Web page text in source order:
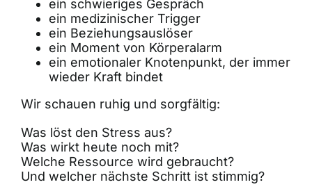
ein schwieriges Gespräch
ein medizinischer Trigger
ein Beziehungsauslöser
ein Moment von Körperalarm
ein emotionaler Knotenpunkt, der immer
wieder Kraft bindet
Wir schauen ruhig und sorgfältig:
Was löst den Stress aus?
Was wirkt heute noch mit?
Welche Ressource wird gebraucht?
Und welcher nächste Schritt ist stimmig?